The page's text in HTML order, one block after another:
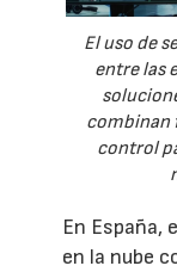
El uso de
entre las
combinan
control
En España,
en la nube